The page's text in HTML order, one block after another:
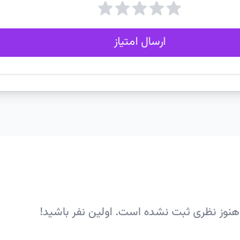
ارسال امتیاز
هنوز نظری ثبت نشده است. اولین نفر باشید!